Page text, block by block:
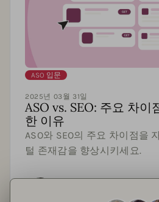
ASO 입문
2025년 03월 31일
ASO vs. SEO: 주요 차이
한 이유
ASO와 SEO의 주요 차이점을
털 존재감을 향상시키세요.